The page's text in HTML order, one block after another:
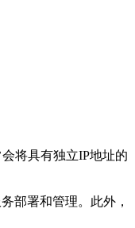
将具有独立IP地址的
部署和管理。此外，